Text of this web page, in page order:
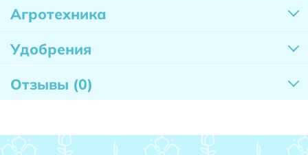
Агротехника
Удобрения
Отзывы (0)